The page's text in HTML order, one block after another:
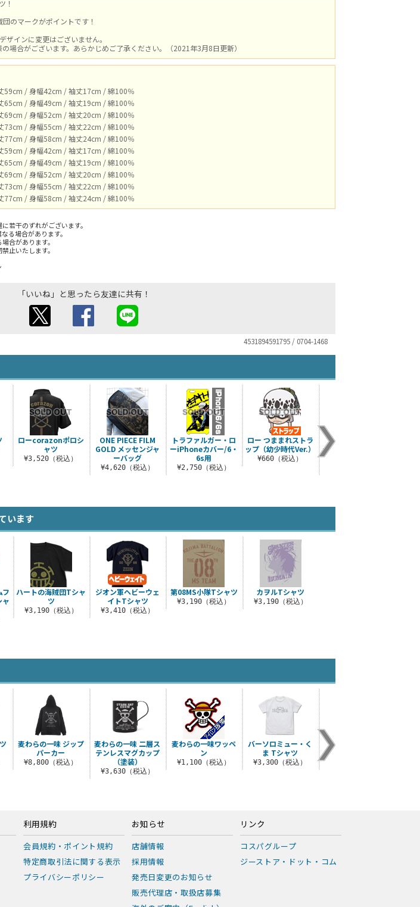
！
のマークがポイントです！
ザインに変更はございません。
場合がございます。あらかじめご了承ください。（2021年3月8日更新）
59cm / 身幅42cm / 袖丈17cm / 綿100％
65cm / 身幅49cm / 袖丈19cm / 綿100％
69cm / 身幅52cm / 袖丈20cm / 綿100％
73cm / 身幅55cm / 袖丈22cm / 綿100％
77cm / 身幅58cm / 袖丈24cm / 綿100％
59cm / 身幅42cm / 袖丈17cm / 綿100％
65cm / 身幅49cm / 袖丈19cm / 綿100％
69cm / 身幅52cm / 袖丈20cm / 綿100％
73cm / 身幅55cm / 袖丈22cm / 綿100％
77cm / 身幅58cm / 袖丈24cm / 綿100％
若干のずれがございます。
る場合があります。
合があります。
止いたします。
「いいね」と思ったら友達に共有！
4531894591795 / 0704-1468
ローcorazonポロシ
ャツ
¥3,520（税込）
ONE PIECE FILM
GOLD メッセンジャ
ーバッグ
¥4,620（税込）
トラファルガー・ロ
ーiPhoneカバー/6・
6s用
¥2,750（税込）
ロー つままれストラ
ップ（幼少時代Ver.）
¥660（税込）
トラファルガー・ロ
ーiPhoneカバー/5・
います
ハートの海賊団Tシャ
ツ
¥3,190（税込）
ジオン軍ヘビーウェ
イトTシャツ
¥3,410（税込）
第08MS小隊Tシャツ
¥3,190（税込）
カヲルTシャツ
¥3,190（税込）
フ
ャ
麦わらの一味 ジップ
パーカー
¥8,800（税込）
麦わらの一味 二層ス
テンレスマグカップ
（塗装）
¥3,630（税込）
麦わらの一味ワッペ
ン
¥1,100（税込）
バーソロミュー・く
ま Tシャツ
¥3,300（税込）
ジンベエ つままれキ
利用規約
会員規約・ポイント規約
特定商取引法に関する表示
プライバシーポリシー
お知らせ
店舗情報
採用情報
発売日変更のお知らせ
販売代理店・取扱店募集
リンク
コスパグループ
ジーストア・ドット・コム